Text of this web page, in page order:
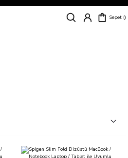
Siparişleriniz
Sepet